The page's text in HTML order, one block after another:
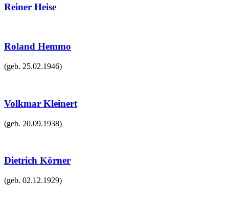
Reiner Heise
Roland Hemmo
(geb. 25.02.1946)
Volkmar Kleinert
(geb. 20.09.1938)
Dietrich Körner
(geb. 02.12.1929)